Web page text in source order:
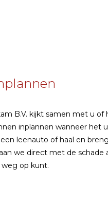
B.V. kijkt samen met u
inplannen wanneer het
leenauto of haal en
we direct met de schade
op kunt.